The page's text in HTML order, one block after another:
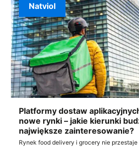
Platformy dostaw
nowe rynki – jakie kierunki
największe zainteresowanie?
Rynek food delivery i grocery nie przestaje
Natviol